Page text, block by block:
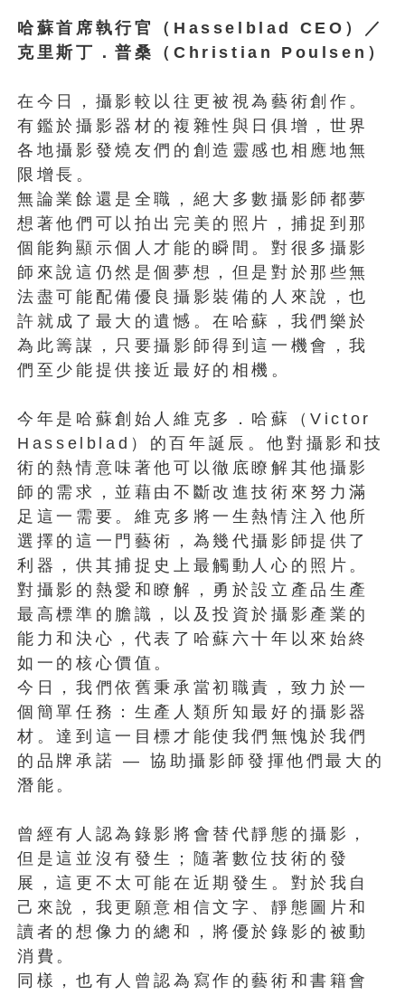
哈蘇首席執行官（Hasselblad CEO）／
克里斯丁．普桑（Christian Poulsen）
在今日，攝影較以往更被視為藝術創作。
有鑑於攝影器材的複雜性與日俱增，世界
各地攝影發燒友們的創造靈感也相應地無
限增長。
無論業餘還是全職，絕大多數攝影師都夢
想著他們可以拍出完美的照片，捕捉到那
個能夠顯示個人才能的瞬間。對很多攝影
師來說這仍然是個夢想，但是對於那些無
法盡可能配備優良攝影裝備的人來說，也
許就成了最大的遺憾。在哈蘇，我們樂於
為此籌謀，只要攝影師得到這一機會，我
們至少能提供接近最好的相機。
今年是哈蘇創始人維克多．哈蘇（Victor
Hasselblad）的百年誕辰。他對攝影和技
術的熱情意味著他可以徹底瞭解其他攝影
師的需求，並藉由不斷改進技術來努力滿
足這一需要。維克多將一生熱情注入他所
選擇的這一門藝術，為幾代攝影師提供了
利器，供其捕捉史上最觸動人心的照片。
對攝影的熱愛和瞭解，勇於設立產品生產
最高標準的膽識，以及投資於攝影產業的
能力和決心，代表了哈蘇六十年以來始終
如一的核心價值。
今日，我們依舊秉承當初職責，致力於一
個簡單任務：生產人類所知最好的攝影器
材。達到這一目標才能使我們無愧於我們
的品牌承諾 — 協助攝影師發揮他們最大的
潛能。
曾經有人認為錄影將會替代靜態的攝影，
但是這並沒有發生；隨著數位技術的發
展，這更不太可能在近期發生。對於我自
己來說，我更願意相信文字、靜態圖片和
讀者的想像力的總和，將優於錄影的被動
消費。
同樣，也有人曾認為寫作的藝術和書籍會